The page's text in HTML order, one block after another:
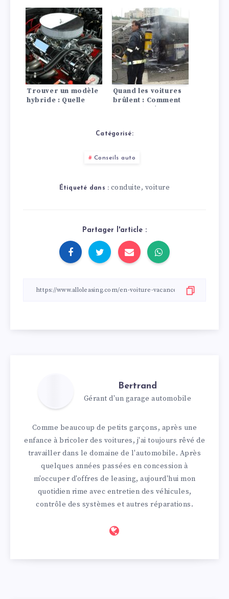
entre les Lada?
Trouver un modèle
hybride : Quelle
Quand les voitures
brûlent : Comment
Catégorisé:
Conseils auto
Étiqueté dans : conduite, voiture
Partager l'article :
Bertrand
Gérant d'un garage automobile
Comme beaucoup de petits garçons, après une
enfance à bricoler des voitures, j'ai toujours rêvé de
travailler dans le domaine de l'automobile. Après
quelques années passées en concession à
m'occuper d'offres de leasing, aujourd'hui mon
quotidien rime avec entretien des véhicules,
contrôle des systèmes et autres réparations.